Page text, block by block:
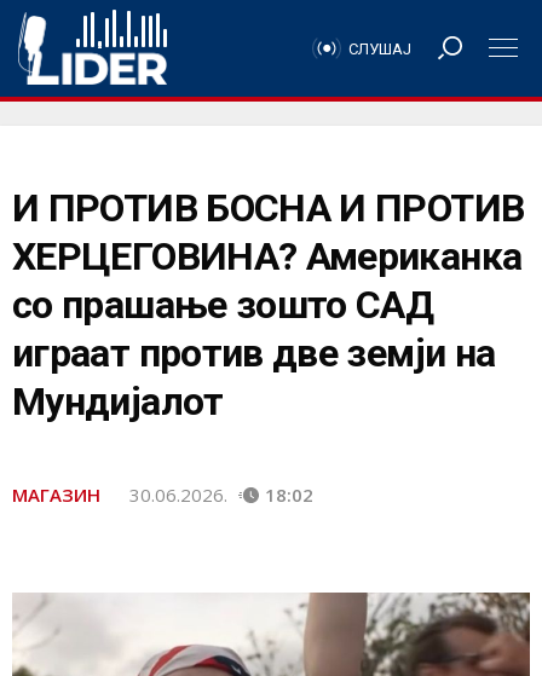
СЛУШАЈ
И ПРОТИВ БОСНА И ПРОТИВ
ХЕРЦЕГОВИНА? Американка
со прашање зошто САД
играат против две земји на
Мундијалот
МАГАЗИН 30.06.2026. 18:02